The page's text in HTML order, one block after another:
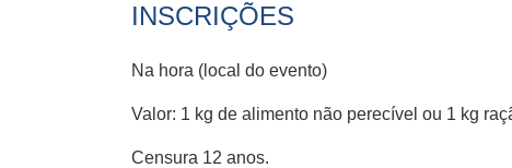
INSCRIÇÕES
Na hora (local do evento)
Valor: 1 kg de alimento não perecível ou 1 kg
Censura 12 anos.